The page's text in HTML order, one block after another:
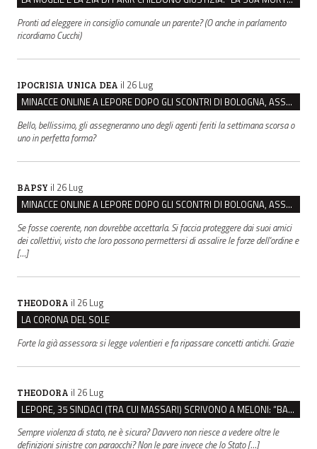
Pronti ad eleggere in consiglio comunale un parente? (O anche in parlamento
ricordiamo Cucchi)
IPOCRISIA UNICA DEA il 26 Lug
MINACCE ONLINE A LEPORE DOPO GLI SCONTRI DI BOLOGNA, ASSEGNATA LA SCORTA AL SINDACO
Bello, bellissimo, gli assegneranno uno degli agenti feriti la settimana scorsa o
uno in perfetta forma?
BAPSY il 26 Lug
MINACCE ONLINE A LEPORE DOPO GLI SCONTRI DI BOLOGNA, ASSEGNATA LA SCORTA AL SINDACO
Se fosse coerente, non dovrebbe accettarla. Si faccia proteggere dai suoi amici
dei collettivi, visto che loro possono permettersi di assalire le forze dell'ordine e
[…]
THEODORA il 26 Lug
LA CORONA DEL SOLE
Forte la già assessora: si legge volentieri e fa ripassare concetti antichi. Grazie
THEODORA il 26 Lug
LEPORE, 35 SINDACI (TRA CUI MASSARI) SCRIVONO A MELONI: “BASTA ATTACCHI ISTITUZIONALI”
Sempre violenza di stato, ne è sicura? Davvero non riesce a vedere oltre le
definizioni sinistre con paraocchi? Non le pare invece che lo Stato […]